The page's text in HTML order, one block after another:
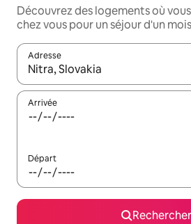
Découvrez des logements où
chez vous pour un séjour d'un
Adresse
Lorsque les résultats s'affichent,
Arrivée
Départ
Rechercher